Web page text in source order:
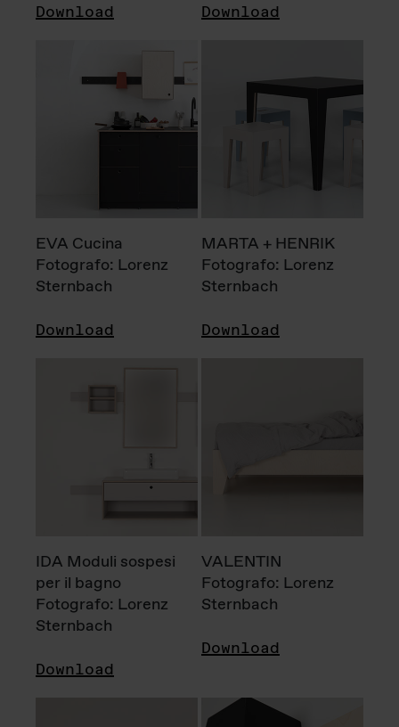
Download Download
EVA Cucina
Fotografo: Lorenz
Sternbach
Download
MARTA + HENRIK
Fotografo: Lorenz
Sternbach
Download
IDA Moduli sospesi
per il bagno
Fotografo: Lorenz
Sternbach
Download
VALENTIN
Fotografo: Lorenz
Sternbach
Download